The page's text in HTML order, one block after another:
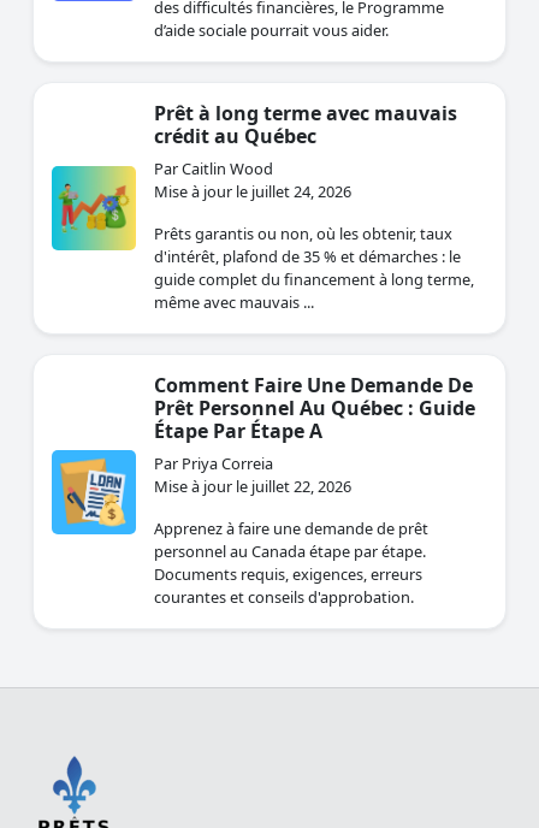
des difficultés financières, le Programme
d’aide sociale pourrait vous aider.
Prêt à long terme avec mauvais
crédit au Québec
Par Caitlin Wood
Mise à jour le juillet 24, 2026
Prêts garantis ou non, où les obtenir, taux
d'intérêt, plafond de 35 % et démarches : le
guide complet du financement à long terme,
même avec mauvais ...
Comment Faire Une Demande De
Prêt Personnel Au Québec : Guide
Étape Par Étape A
Par Priya Correia
Mise à jour le juillet 22, 2026
Apprenez à faire une demande de prêt
personnel au Canada étape par étape.
Documents requis, exigences, erreurs
courantes et conseils d'approbation.